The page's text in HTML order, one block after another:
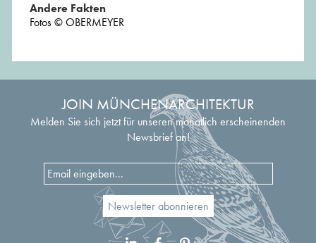
Andere Fakten
Fotos © OBERMEYER
JOIN MÜNCHENARCHITEKTUR
Melden Sie sich jetzt für unseren monatlich erscheinenden
Newsbrief an!